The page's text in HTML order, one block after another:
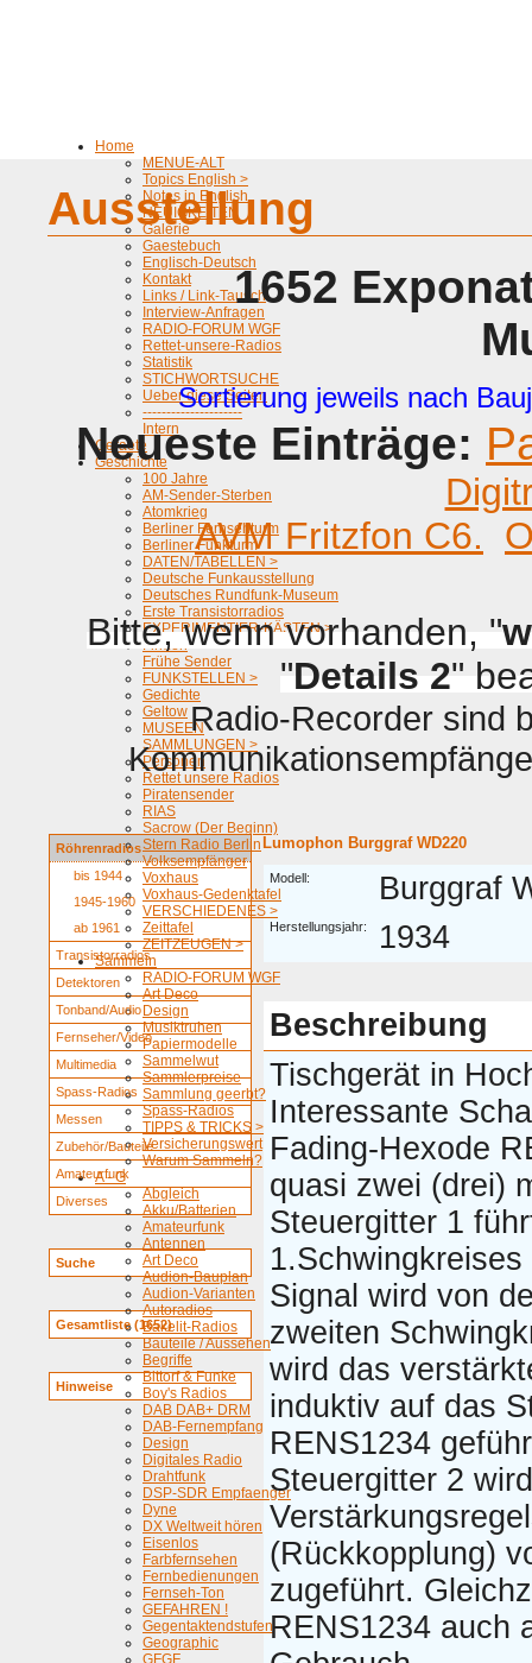
Home
MENUE-ALT
Topics English >
Notes in English
NEUIGKEITEN
Galerie
Gaestebuch
Englisch-Deutsch
Kontakt
Links / Link-Tausch
Interview-Anfragen
RADIO-FORUM WGF
Rettet-unsere-Radios
Statistik
STICHWORTSUCHE
Ueber diese Seiten
---------------------
Intern
Geraete
Geschichte
100 Jahre
AM-Sender-Sterben
Atomkrieg
Berliner Fernsehturm
Berliner Funkturm
DATEN/TABELLEN >
Deutsche Funkausstellung
Deutsches Rundfunk-Museum
Erste Transistorradios
EXPERIMENTIER-KÄSTEN >
Firmen
Frühe Sender
FUNKSTELLEN >
Gedichte
Geltow
MUSEEN
SAMMLUNGEN >
Personen
Rettet unsere Radios
Piratensender
RIAS
Sacrow (Der Beginn)
Stern Radio Berlin
Volksempfänger
Voxhaus
Voxhaus-Gedenktafel
VERSCHIEDENES >
Zeittafel
ZEITZEUGEN >
Sammeln
RADIO-FORUM WGF
Art Deco
Design
Musiktruhen
Papiermodelle
Sammelwut
Sammlerpreise
Sammlung geerbt?
Spass-Radios
TIPPS & TRICKS >
Versicherungswert
Warum Sammeln?
A - G
Abgleich
Akku/Batterien
Amateurfunk
Antennen
Art Deco
Audion-Bauplan
Audion-Varianten
Autoradios
Bakelit-Radios
Bauteile / Aussehen
Begriffe
Bittorf & Funke
Boy's Radios
DAB DAB+ DRM
DAB-Fernempfang
Design
Digitales Radio
Drahtfunk
DSP-SDR Empfaenger
Dyne
DX Weltweit hören
Eisenlos
Farbfernsehen
Fernbedienungen
Fernseh-Ton
GEFAHREN !
Gegentaktendstufen
Geographic
GFGF
Ausstellung
1652
Sortierung jeweils nach
Neueste Einträge:
AVM Fritzfon C6.
Bitte, wenn vorhanden, "
"Details 2"
Radio-Recorder sind
Röhrenradios
bis 1944
1945-1960
ab 1961
Transistorradios
Detektoren
Tonband/Audio
Fernseher/Video
Multimedia
Spass-Radios
Messen
Zubehör/Bauteile
Amateurfunk
Diverses
Suche
Gesamtliste (1652)
Hinweise
Lumophon Burggraf WD220
Modell: Burggraf
Herstellungsjahr: 1934
Beschreibung
Tischgerät in
Interessante
Fading-Hexode
quasi zwei (drei)
Steuergitter 1
Signal wird von
zweiten
wird das
induktiv auf das
RENS1234
Steuergitter 2
(Rückkopplung)
zugeführt.
RENS1234 auch